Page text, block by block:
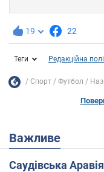
19 22
Теги Редакційна
Спорт Футбол
Важливе
Саудівська